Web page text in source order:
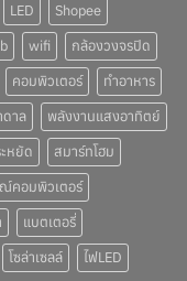
LED
Shopee
wifi
กล้องวงจรปิด
คอมพิวเตอร์
ทำอาหาร
าล
พลังงานแสงอาทิตย์
หยัด
สมาร์ทโฮม
คอมพิวเตอร์
แบตเตอรี่
โซล่าเซลล์
ไฟLED